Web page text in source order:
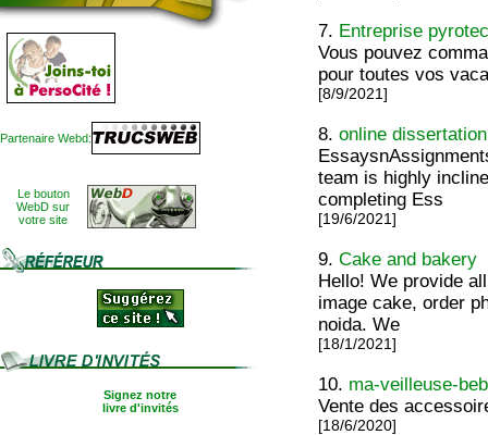
Partenaire Webd:
Le bouton
WebD sur
votre site
Signez notre
livre d'invités
7. Entreprise
Vous pouvez
pour toutes vos
[8/9/2021]
8.online
team is highly
completing Ess
[19/6/2021]
9.Cake and bakery
Hello! We provide
image cake, order
noida. We
[18/1/2021]
10. ma-veilleuse-
Vente des
[18/6/2020]